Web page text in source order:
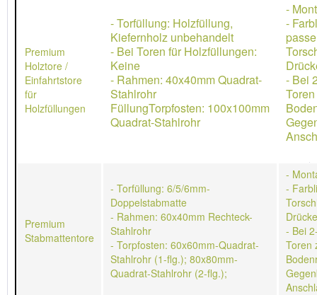
Premium
Holztore /
Einfahrtstore
für
Holzfüllungen
- Torfüllung: Holzfüllung,
Kiefernholz unbehandelt
- Bei Toren für Holzfüllungen:
Keine
- Rahmen: 40x40mm Quadrat-
Stahlrohr
FüllungTorpfosten: 100x100mm
Quadrat-Stahlrohr
-
-
- Bei
Premium
Stabmattentore
- Torfüllung: 6/5/6mm-
Doppelstabmatte
- Rahmen: 60x40mm Rechteck-
Stahlrohr
- Torpfosten: 60x60mm-Quadrat-
Stahlrohr (1-flg.); 80x80mm-
Quadrat-Stahlrohr (2-flg.);
-
-
- Bei
Toren